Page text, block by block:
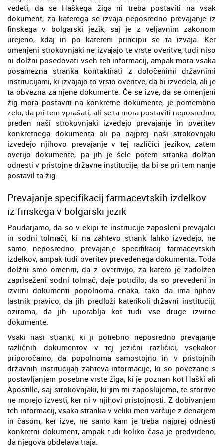
vedeti, da se Haškega žiga ni treba postaviti na vsak
dokument, za katerega se izvaja neposredno prevajanje iz
finskega v bolgarski jezik, saj je z veljavnim zakonom
urejeno, kdaj in po katerem principu se ta izvaja. Ker
omenjeni strokovnjaki ne izvajajo te vrste overitve, tudi niso
ni dolžni posedovati vseh teh informacij, ampak mora vsaka
posamezna stranka kontaktirati z določenimi državnimi
institucijami, ki izvajajo to vrsto overitve, da bi izvedela, ali je
ta obvezna za njene dokumente. Če se izve, da se omenjeni
žig mora postaviti na konkretne dokumente, je pomembno
zelo, da pri tem vprašati, ali se ta mora postaviti neposredno,
preden naši strokovnjaki izvedejo prevajanje in overitev
konkretnega dokumenta ali pa najprej naši strokovnjaki
izvedejo njihovo prevajanje v tej različici jezikov, zatem
overijo dokumente, pa jih je šele potem stranka dolžan
odnesti v pristojne državne institucije, da bi se pri tem nanje
postavil ta žig.
Prevajanje specifikacij farmacevtskih izdelkov
iz finskega v bolgarski jezik
Poudarjamo, da so v ekipi te institucije zaposleni prevajalci
in sodni tolmači, ki na zahtevo strank lahko izvedejo, ne
samo neposredno prevajanje specifikacij farmacevtskih
izdelkov, ampak tudi overitev prevedenega dokumenta. Toda
dolžni smo omeniti, da z overitvijo, za katero je zadolžen
zapriseženi sodni tolmač, daje potrdilo, da so prevedeni in
izvirni dokumenti popolnoma enaka, tako da ima njihov
lastnik pravico, da jih predloži katerikoli državni instituciji,
oziroma, da jih uporablja kot tudi vse druge izvirne
dokumente.
Vsaki naši stranki, ki ji potrebno neposredno prevajanje
različnih dokumentov v tej jezični različici, vsekakor
priporočamo, da popolnoma samostojno in v pristojnih
državnih institucijah zahteva informacije, ki so povezane s
postavljanjem posebne vrste žiga, ki je poznan kot Haški ali
Apostille, saj strokovnjaki, ki jim mi zaposlujemo, te storitve
ne morejo izvesti, ker ni v njihovi pristojnosti. Z dobivanjem
teh informacij, vsaka stranka v veliki meri varčuje z denarjem
in časom, ker izve, ne samo kam je treba najprej odnesti
konkretni dokument, ampak tudi koliko časa je predvideno,
da njegova obdelava traja.